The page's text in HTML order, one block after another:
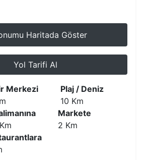
Haritada Göster
Yol Tarifi Al
Merkezi
Plaj / Deniz
10 Km
Markete
2 Km